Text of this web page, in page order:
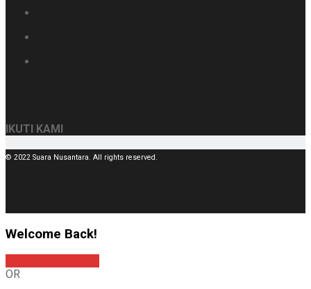
IKUTI KAMI
© 2022 Suara Nusantara. All rights reserved.
Welcome Back!
OR